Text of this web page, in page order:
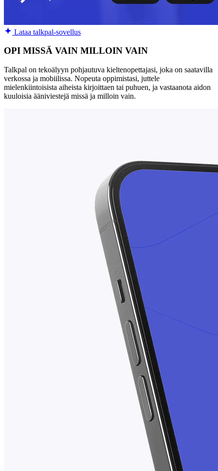
Lataa talkpal-sovellus
OPI MISSÄ VAIN MILLOIN VAIN
Talkpal on tekoälyyn pohjautuva kieltenopettajasi, joka on saatavilla
verkossa ja mobiilissa. Nopeuta oppimistasi, juttele
mielenkiintoisista aiheista kirjoittaen tai puhuen, ja vastaanota aidon
kuuloisia ääniviestejä missä ja milloin vain.